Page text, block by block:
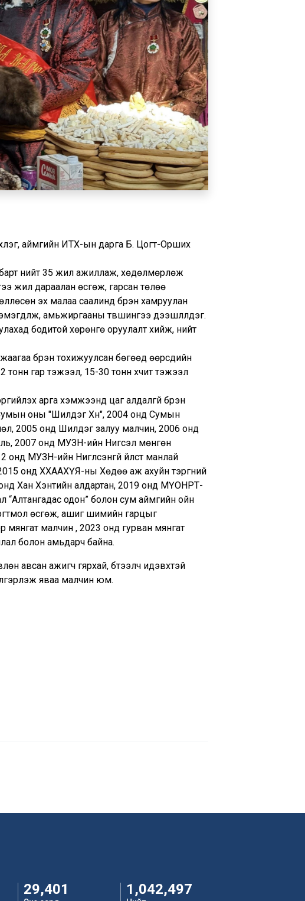
аймгийн ИТХ-ын дарга Б. Цогт-Орших
нийт 35 жил ажиллаж, хөдөлмөрлөж
жил дараалан өсгөж, гарсан төлөө
эх малаа саалинд бүрэн хамруулан
амьжиргааны түвшингээ дээшлүүлдэг.
бодитой хөрөнгө оруулалт хийж, нийт
бүрэн тохижуулсан бөгөөд өөрсдийн
тонн гар тэжээл, 15-30 тонн хүчит тэжээл
арга хэмжээнд цаг алдалгүй бүрэн
оны "Шилдэг Хүн", 2004 онд Сумын
2005 онд Шилдэг залуу малчин, 2006 онд
2007 онд МУЗН-ийн Нигүүсэл мөнгөн
МУЗН-ийн Нигүүлсэнгүй үйлст манлай
онд ХХААХҮЯ-ны Хөдөө аж ахуйн тэргүүний
Хан Хэнтийн алдартан, 2019 онд МҮОНРТ-
“Алтангадас одон” болон сум аймгийн ойн
өсгөж, ашиг шимийн гарцыг
мянгат малчин , 2023 онд гурван мянгат
болон амьдарч байна.
авсан ажигч гярхай, бүтээлч идэвхтэй
яваа малчин юм.
29,401 1,042,497